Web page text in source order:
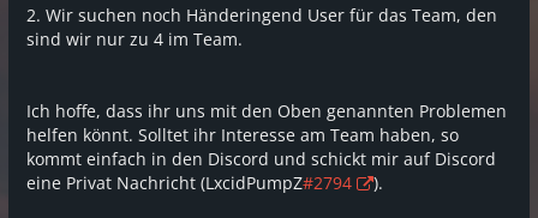
2. Wir suchen noch Händeringend User für das Team, den
sind wir nur zu 4 im Team.
Ich hoffe, dass ihr uns mit den Oben genannten Problemen
helfen könnt. Solltet ihr Interesse am Team haben, so
kommt einfach in den Discord und schickt mir auf Discord
eine Privat Nachricht (LxcidPumpZ#2794 ).